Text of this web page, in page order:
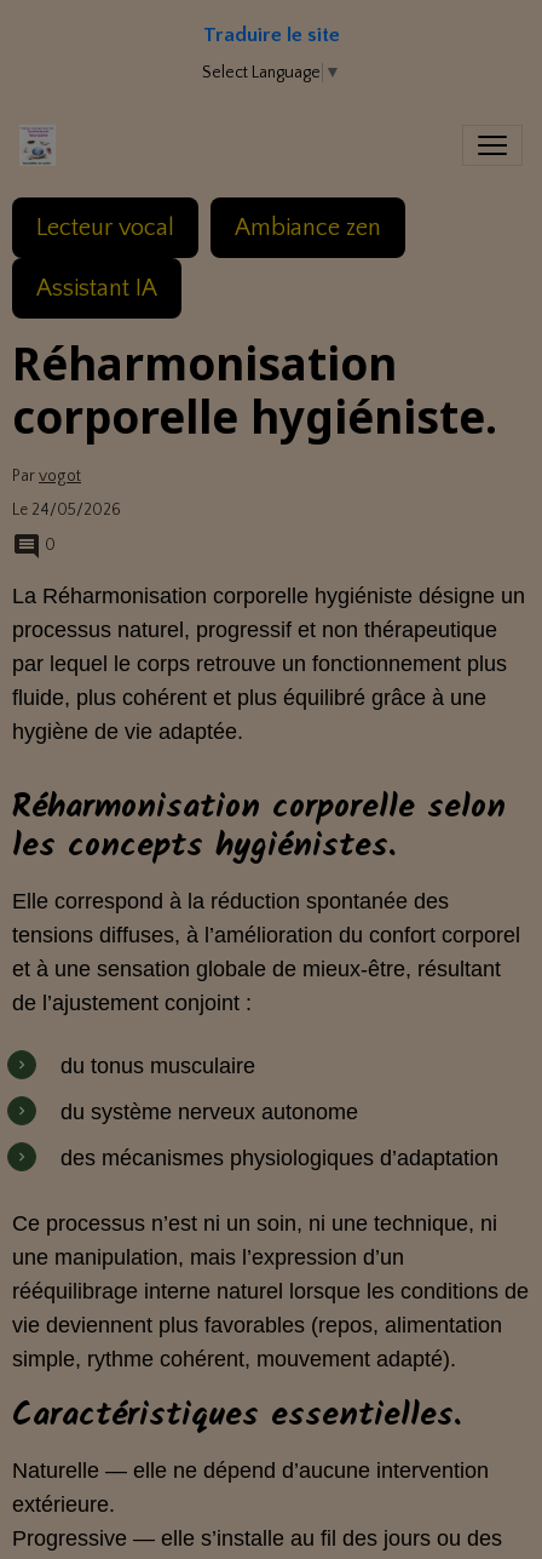
Traduire le site
Select Language ▼
Lecteur vocal Ambiance zen
Assistant IA
Réharmonisation
corporelle hygiéniste.
Parvogot
Le 24/05/2026
0
La Réharmonisation corporelle hygiéniste désigne un
processus naturel, progressif et non thérapeutique
par lequel le corps retrouve un fonctionnement plus
fluide, plus cohérent et plus équilibré grâce à une
hygiène de vie adaptée.
Réharmonisation corporelle selon
les concepts hygiénistes.
Elle correspond à la réduction spontanée des
tensions diffuses, à l’amélioration du confort corporel
et à une sensation globale de mieux‑être, résultant
de l’ajustement conjoint :
du tonus musculaire
du système nerveux autonome
des mécanismes physiologiques d’adaptation
Ce processus n’est ni un soin, ni une technique, ni
une manipulation, mais l’expression d’un
rééquilibrage interne naturel lorsque les conditions de
vie deviennent plus favorables (repos, alimentation
simple, rythme cohérent, mouvement adapté).
Caractéristiques essentielles.
Naturelle — elle ne dépend d’aucune intervention
extérieure.
Progressive — elle s’installe au fil des jours ou des